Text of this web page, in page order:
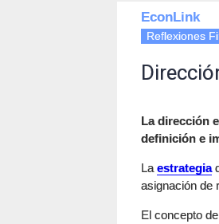
EconLink
Reflexiones
La dirección
definición e
La estrategia
asignación de
El concepto